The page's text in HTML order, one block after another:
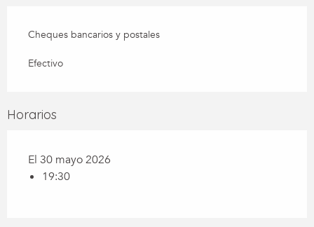
Cheques bancarios y postales
Efectivo
Horarios
El 30 mayo 2026
19:30